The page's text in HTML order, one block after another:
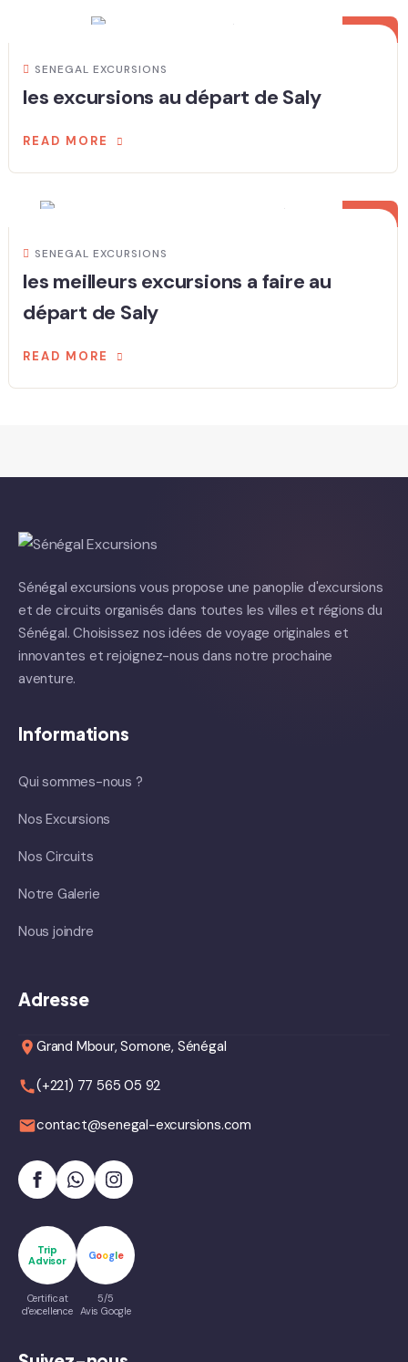
SENEGAL EXCURSIONS
les excursions au départ de Saly
READ MORE
25
SENEGAL EXCURSIONS
les meilleurs excursions a faire au
départ de Saly
READ MORE
Sénégal excursions vous propose une panoplie d'excursions
et de circuits organisés dans toutes les villes et régions du
Sénégal. Choisissez nos idées de voyage originales et
innovantes et rejoignez-nous dans notre prochaine
aventure.
Informations
Qui sommes-nous ?
Nos Excursions
Nos Circuits
Notre Galerie
Nous joindre
Adresse
Grand Mbour, Somone, Sénégal
(+221) 77 565 05 92
contact@senegal-excursions.com
Trip
Advisor
Certificat
d'excellence
Google
5/5
Avis Google